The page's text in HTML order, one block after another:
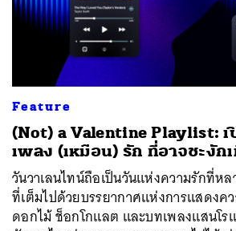
Feature
(Not) a Valentine Playlist:
เพลง (เหมือน) รัก ที่อาจชะงัก
วันวาเลนไทน์ถือเป็นวันแห่งความรักที่ห
ที่เต็มไปด้วยบรรยากาศแห่งการแสดงค
ดอกไม้ ช็อกโกแลต และบทเพลงแสนโ